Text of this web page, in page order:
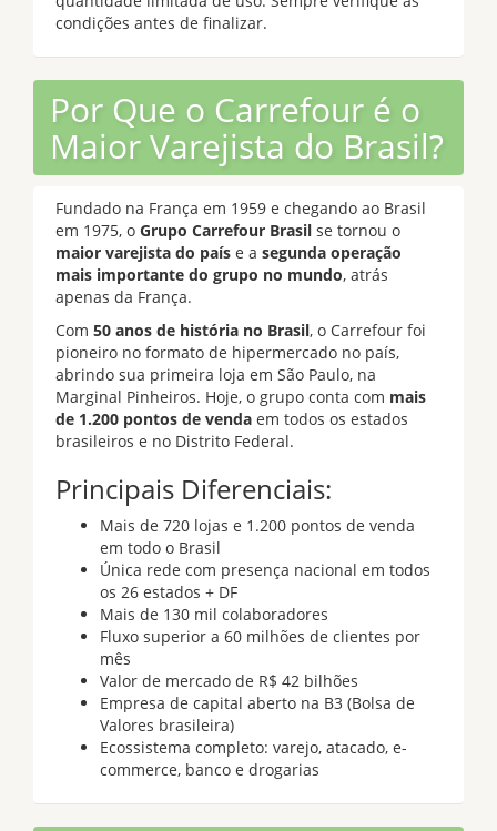
condições antes de finalizar.
Por Que o Carrefour é o
Maior Varejista do Brasil?
Fundado na França em 1959 e chegando ao Brasil
em 1975, o Grupo Carrefour Brasil se tornou o
maior varejista do país e a segunda operação
mais importante do grupo no mundo, atrás
apenas da França.
Com 50 anos de história no Brasil, o Carrefour foi
pioneiro no formato de hipermercado no país,
abrindo sua primeira loja em São Paulo, na
Marginal Pinheiros. Hoje, o grupo conta com mais
de 1.200 pontos de venda em todos os estados
brasileiros e no Distrito Federal.
Principais Diferenciais:
Mais de 720 lojas e 1.200 pontos de venda
em todo o Brasil
Única rede com presença nacional em todos
os 26 estados + DF
Mais de 130 mil colaboradores
Fluxo superior a 60 milhões de clientes por
mês
Valor de mercado de R$ 42 bilhões
Empresa de capital aberto na B3 (Bolsa de
Valores brasileira)
Ecossistema completo: varejo, atacado, e-
commerce, banco e drogarias